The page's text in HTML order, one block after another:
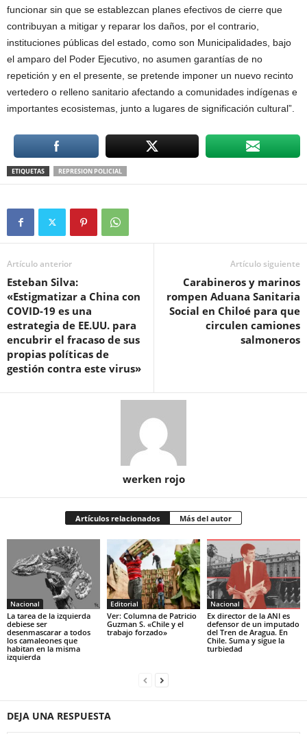
funcionar sin que se establezcan planes efectivos de cierre que
contribuyan a mitigar y reparar los daños, por el contrario,
instituciones públicas del estado, como son Municipalidades, bajo
el amparo del Poder Ejecutivo, no asumen garantías de no
repetición y en el presente, se pretende imponer un nuevo recinto
vertedero o relleno sanitario afectando a comunidades indígenas e
importantes ecosistemas, junto a lugares de significación cultural”.
ETIQUETAS REPRESION POLICIAL
Artículo anterior
Esteban Silva:
«Estigmatizar a China con
COVID-19 es una
estrategia de EE.UU. para
encubrir el fracaso de sus
propias políticas de
gestión contra este virus»
Artículo siguiente
Carabineros y marinos
rompen Aduana Sanitaria
Social en Chiloé para que
circulen camiones
salmoneros
werken rojo
Artículos relacionados Más del autor
Nacional
La tarea de la izquierda
debiese ser
desenmascarar a todos
los camaleones que
habitan en la misma
izquierda
Editorial
Ver: Columna de Patricio
Guzman S. «Chile y el
trabajo forzado»
Nacional
Ex director de la ANI es
defensor de un imputado
del Tren de Aragua. En
Chile. Suma y sigue la
turbiedad
DEJA UNA RESPUESTA